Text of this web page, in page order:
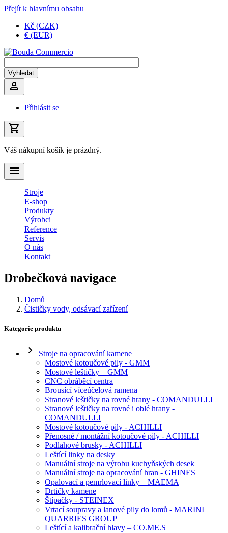
Přejít k hlavnímu obsahu
Kč (CZK)
€ (EUR)
Přihlásit se
Váš nákupní košík je prázdný.
Stroje
E-shop
Produkty
Výrobci
Reference
Servis
O nás
Kontakt
Drobečková navigace
Domů
Čističky vody, odsávací zařízení
Kategorie produktů
Stroje na opracování kamene
Mostové kotoučové pily - GMM
Mostové leštičky – GMM
CNC obráběcí centra
Brousící víceúčelová ramena
Stranové leštičky na rovné hrany - COMANDULLI
Stranové leštičky na rovné i oblé hrany -
COMANDULLI
Mostové kotoučové pily - ACHILLI
Přenosné / montážní kotoučové pily - ACHILLI
Podlahové brusky - ACHILLI
Leštící linky na desky
Manuální stroje na výrobu kuchyňských desek
Manuální stroje na opracování hran - GHINES
Opalovací a pemrlovací linky – MAEMA
Drtičky kamene
Štípačky - STEINEX
Vrtací soupravy a lanové pily do lomů - MARINI
QUARRIES GROUP
Leštící a kalibrační hlavy – CO.ME.S